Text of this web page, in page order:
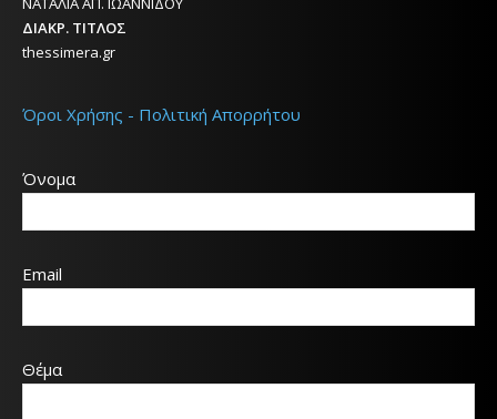
ΔΙΑΚΡ. ΤΙΤΛΟΣ
thessimera.gr
Όροι Χρήσης - Πολιτική Απορρήτου
Όνομα
Email
Θέμα